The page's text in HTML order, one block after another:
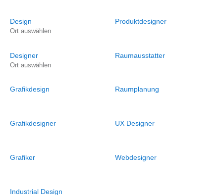
Design
Ort auswählen
Designer
Ort auswählen
Grafikdesign
Grafikdesigner
Grafiker
Industrial Design
Produktdesigner
Raumausstatter
Raumplanung
UX Designer
Webdesigner